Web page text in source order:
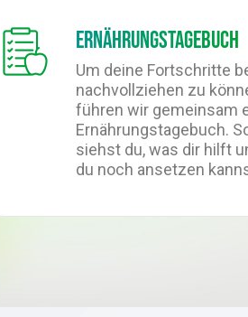
Ernährungstagebuch
Um deine Fortschritte
nachvollziehen zu
führen wir gemeinsam
Ernährungstagebuch.
siehst du, was dir hilft
du noch ansetzen